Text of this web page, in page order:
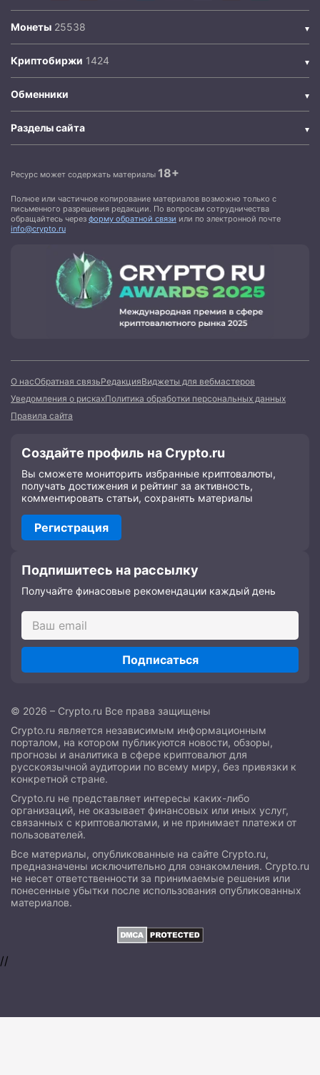
Монеты
Криптобиржи
Обменники
Разделы сайта
Ресурс может содержать материалы 18+
Полное или частичное копирование материалов возможно только с
письменного разрешения редакции. По вопросам сотрудничества
обращайтесь через форму обратной связи или по электронной почте
info@crypto.ru
О насОбратная связьРедакцияВиджеты для вебмастеров
Уведомления о рискахПолитика обработки персональных данных
Правила сайта
Создайте профиль на Crypto.ru
Вы сможете мониторить избранные криптовалюты,
получать достижения и рейтинг за активность,
комментировать статьи, сохранять материалы
Регистрация
Подпишитесь на рассылку
Получайте финасовые рекомендации каждый день
Подписаться
© 2026 – Crypto.ru Все права защищены
Crypto.ru является независимым информационным
порталом, на котором публикуются новости, обзоры,
прогнозы и аналитика в сфере криптовалют для
русскоязычной аудитории по всему миру, без привязки к
конкретной стране.
Crypto.ru не представляет интересы каких-либо
организаций, не оказывает финансовых или иных услуг,
связанных с криптовалютами, и не принимает платежи от
пользователей.
Все материалы, опубликованные на сайте Crypto.ru,
предназначены исключительно для ознакомления. Crypto.ru
не несет ответственности за принимаемые решения или
понесенные убытки после использования опубликованных
материалов.
//